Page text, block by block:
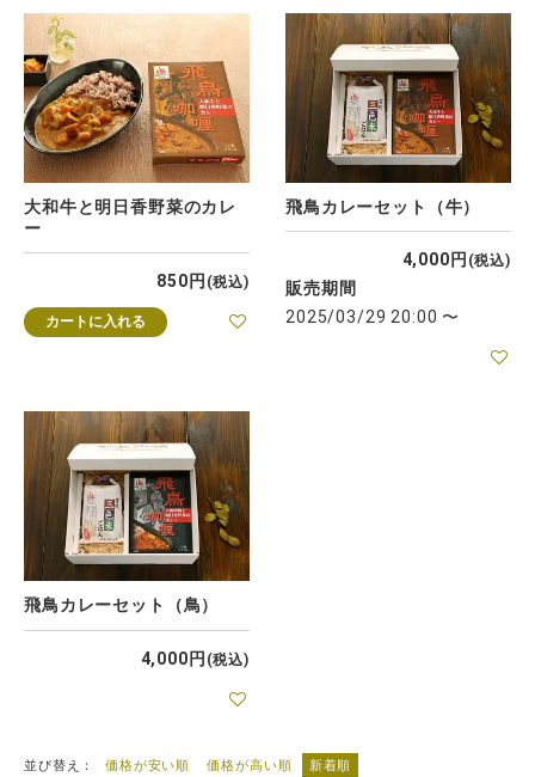
大和牛と明日香野菜のカレ
ー
850 税込
カートに入れる
飛鳥カレーセット（牛）
4,000 税込
販売期間
2025/03/29 20:00 〜
飛鳥カレーセット（鳥）
4,000 税込
並び替え 価格が安い順 価格が高い順 新着順